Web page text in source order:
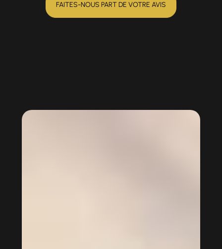
FAITES-NOUS PART DE VOTRE AVIS